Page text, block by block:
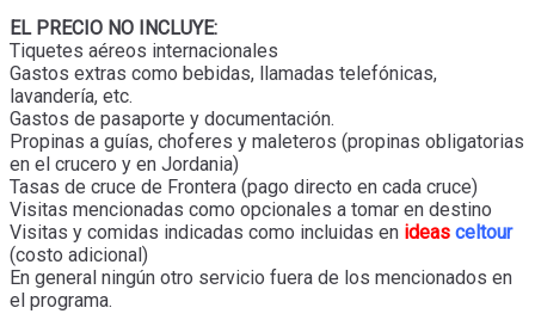
EL PRECIO NO INCLUYE:
Tiquetes aéreos internacionales
Gastos extras como bebidas, llamadas telefónicas,
lavandería, etc.
Gastos de pasaporte y documentación.
Propinas a guías, choferes y maleteros (propinas obligatorias
en el crucero y en Jordania)
Tasas de cruce de Frontera (pago directo en cada cruce)
Visitas mencionadas como opcionales a tomar en destino
Visitas y comidas indicadas como incluidas en ideas celtour
(costo adicional)
En general ningún otro servicio fuera de los mencionados en
el programa.